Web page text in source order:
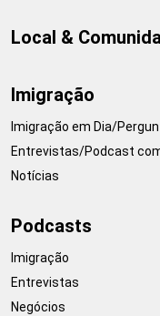
Local &
Imigração
Imigração em Dia/
Entrevistas/Podcast
Notícias
Podcasts
Imigração
Entrevistas
Negócios